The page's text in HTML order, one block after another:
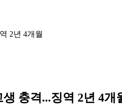
2년 4개월
충격...징역 2년 4개